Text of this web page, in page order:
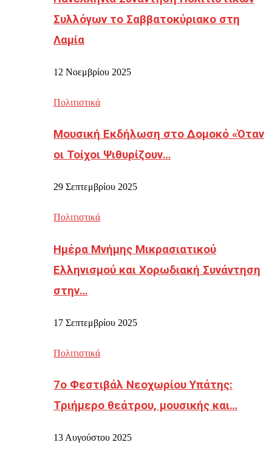
Συλλόγων το Σαββατοκύριακο στη
Λαμία
12 Νοεμβρίου 2025
Πολιτιστικά
Μουσική Εκδήλωση στο Δομοκό «Όταν
οι Τοίχοι Ψιθυρίζουν…
29 Σεπτεμβρίου 2025
Πολιτιστικά
Ημέρα Μνήμης Μικρασιατικού
Ελληνισμού και Χορωδιακή Συνάντηση
στην…
17 Σεπτεμβρίου 2025
Πολιτιστικά
7ο Φεστιβάλ Νεοχωρίου Υπάτης:
Τριήμερο θεάτρου, μουσικής και…
13 Αυγούστου 2025